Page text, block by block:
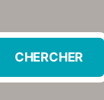
CHERCHER